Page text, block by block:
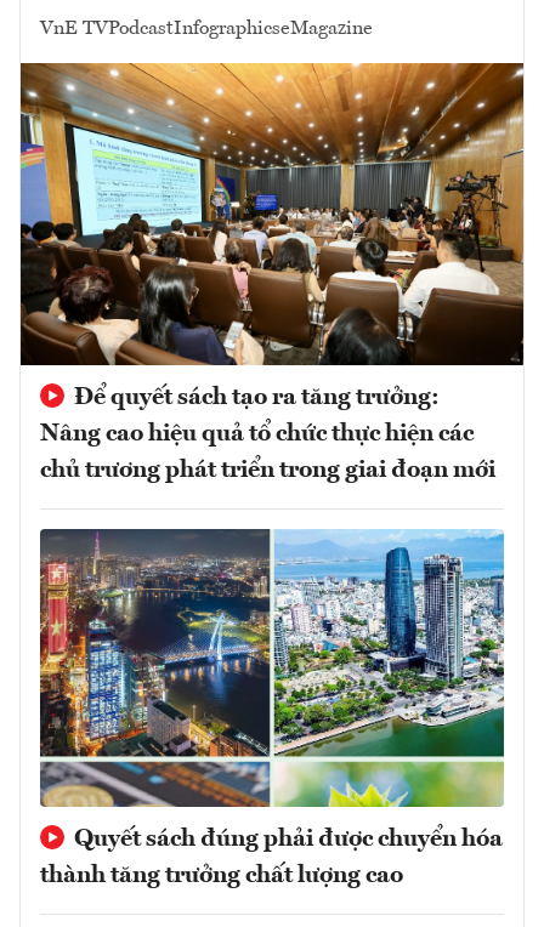
VnE TVPodcastInfographicseMagazine
Để quyết sách tạo ra tăng trưởng:
Nâng cao hiệu quả tổ chức thực hiện các
chủ trương phát triển trong giai đoạn mới
Quyết sách đúng phải được chuyển hóa
thành tăng trưởng chất lượng cao